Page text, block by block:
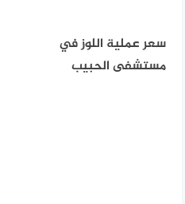
سعر عملية اللوز في
مستشفى الحبيب